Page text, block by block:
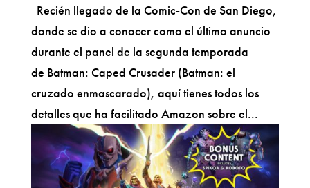
Recién llegado de la Comic-Con de San Diego,
donde se dio a conocer como el último anuncio
durante el panel de la segunda temporada
de Batman: Caped Crusader (Batman: el
cruzado enmascarado), aquí tienes todos los
detalles que ha facilitado Amazon sobre el...